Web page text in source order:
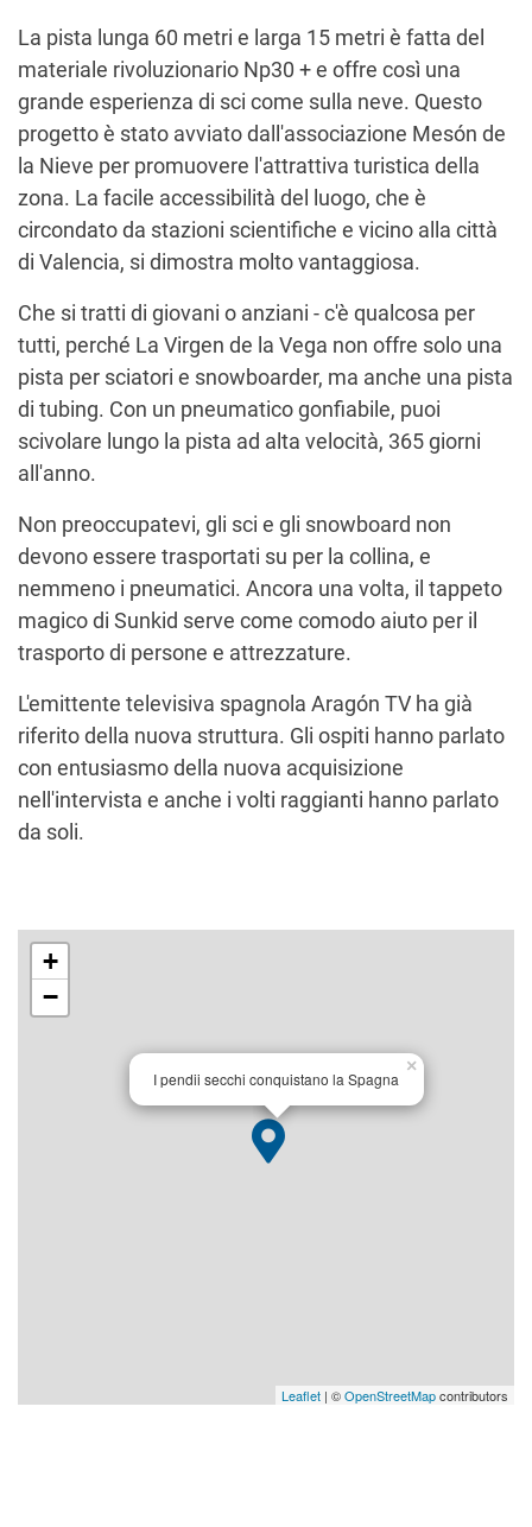
La pista lunga 60 metri e larga 15 metri è fatta del
materiale rivoluzionario Np30 + e offre così una
grande esperienza di sci come sulla neve. Questo
progetto è stato avviato dall'associazione Mesón de
la Nieve per promuovere l'attrattiva turistica della
zona. La facile accessibilità del luogo, che è
circondato da stazioni scientifiche e vicino alla città
di Valencia, si dimostra molto vantaggiosa.
Che si tratti di giovani o anziani - c'è qualcosa per
tutti, perché La Virgen de la Vega non offre solo una
pista per sciatori e snowboarder, ma anche una pista
di tubing. Con un pneumatico gonfiabile, puoi
scivolare lungo la pista ad alta velocità, 365 giorni
all'anno.
Non preoccupatevi, gli sci e gli snowboard non
devono essere trasportati su per la collina, e
nemmeno i pneumatici. Ancora una volta, il tappeto
magico di Sunkid serve come comodo aiuto per il
trasporto di persone e attrezzature.
L'emittente televisiva spagnola Aragón TV ha già
riferito della nuova struttura. Gli ospiti hanno parlato
con entusiasmo della nuova acquisizione
nell'intervista e anche i volti raggianti hanno parlato
da soli.
I pendii secchi conquistano la Spagna
×
+
−
Leaflet | ©OpenStreetMapcontributors